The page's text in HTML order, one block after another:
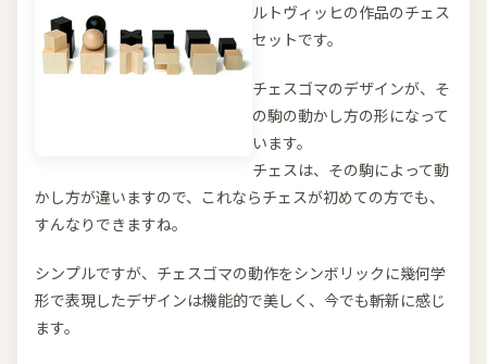
ルトヴィッヒの作品のチェス
セットです。
チェスゴマのデザインが、そ
の駒の動かし方の形になって
います。
チェスは、その駒によって動
かし方が違いますので、これならチェスが初めての方でも、
すんなりできますね。
シンプルですが、チェスゴマの動作をシンボリックに幾何学
形で表現したデザインは機能的で美しく、今でも斬新に感じ
ます。